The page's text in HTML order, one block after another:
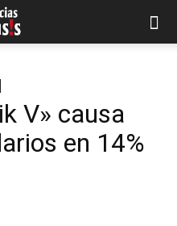
V» causa
en 14%